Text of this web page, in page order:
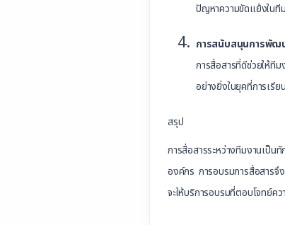
ปัญหาความขัดแย้งในที
การสนับสนุนการพัฒ
การสื่อสารที่ดีช่วยให้ที
อย่างยิ่งในยุคที่การเรี
สรุป
การสื่อสารระหว่างทีมงานเป็น
องค์กร การอบรมการสื่อสารจึ
จะให้บริการอบรมที่ตอบโจทย์